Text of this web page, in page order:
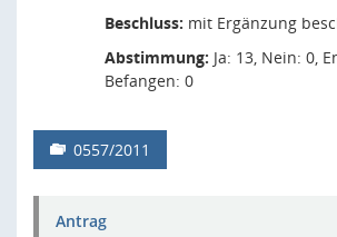
Beschluss: mit Ergänzung
Abstimmung: Ja: 13, Nein: 0,
Befangen: 0
0557/2011
Antrag